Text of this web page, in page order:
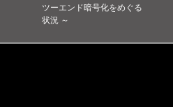
ツーエンド暗号化をめぐる
状況 ～